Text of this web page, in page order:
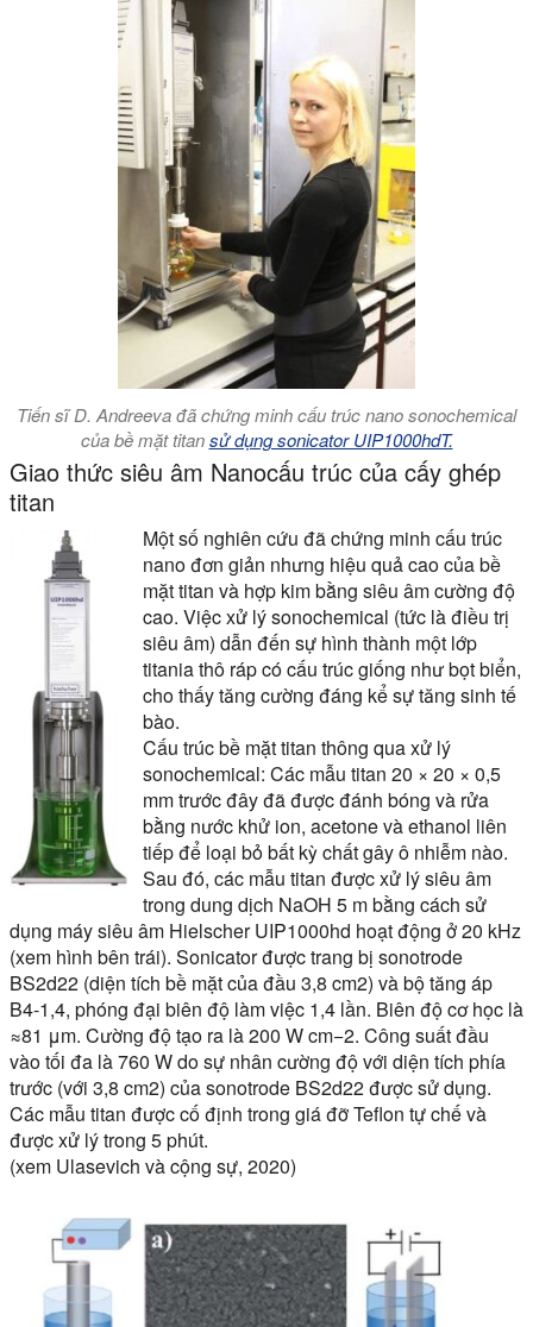
Tiến sĩ D. Andreeva đã chứng minh cấu trúc nano sonochemical
của bề mặt titansử dụng sonicator UIP1000hdT.
Giao thức siêu âm Nanocấu trúc của cấy ghép
titan
Một số nghiên cứu đã chứng minh cấu trúc
nano đơn giản nhưng hiệu quả cao của bề
mặt titan và hợp kim bằng siêu âm cường độ
cao. Việc xử lý sonochemical (tức là điều trị
siêu âm) dẫn đến sự hình thành một lớp
titania thô ráp có cấu trúc giống như bọt biển,
cho thấy tăng cường đáng kể sự tăng sinh tế
bào.
Cấu trúc bề mặt titan thông qua xử lý
sonochemical: Các mẫu titan 20 × 20 × 0,5
mm trước đây đã được đánh bóng và rửa
bằng nước khử ion, acetone và ethanol liên
tiếp để loại bỏ bất kỳ chất gây ô nhiễm nào.
Sau đó, các mẫu titan được xử lý siêu âm
trong dung dịch NaOH 5 m bằng cách sử
dụng máy siêu âm Hielscher UIP1000hd hoạt động ở 20 kHz
(xem hình bên trái). Sonicator được trang bị sonotrode
BS2d22 (diện tích bề mặt của đầu 3,8 cm2) và bộ tăng áp
B4-1,4, phóng đại biên độ làm việc 1,4 lần. Biên độ cơ học là
≈81 μm. Cường độ tạo ra là 200 W cm−2. Công suất đầu
vào tối đa là 760 W do sự nhân cường độ với diện tích phía
trước (với 3,8 cm2) của sonotrode BS2d22 được sử dụng.
Các mẫu titan được cố định trong giá đỡ Teflon tự chế và
được xử lý trong 5 phút.
(xem Ulasevich và cộng sự, 2020)